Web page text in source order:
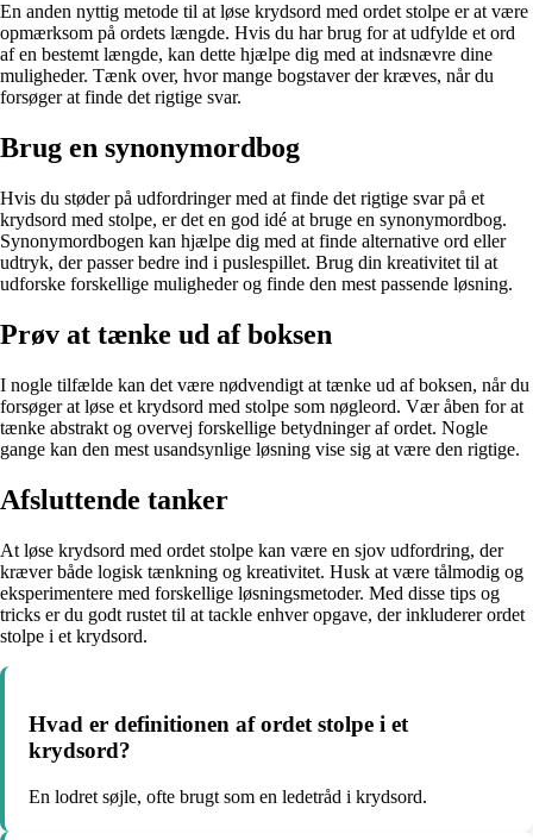
En anden nyttig metode til at løse krydsord med ordet stolpe er at være
opmærksom på ordets længde. Hvis du har brug for at udfylde et ord
af en bestemt længde, kan dette hjælpe dig med at indsnævre dine
muligheder. Tænk over, hvor mange bogstaver der kræves, når du
forsøger at finde det rigtige svar.
Brug en synonymordbog
Hvis du støder på udfordringer med at finde det rigtige svar på et
krydsord med stolpe, er det en god idé at bruge en synonymordbog.
Synonymordbogen kan hjælpe dig med at finde alternative ord eller
udtryk, der passer bedre ind i puslespillet. Brug din kreativitet til at
udforske forskellige muligheder og finde den mest passende løsning.
Prøv at tænke ud af boksen
I nogle tilfælde kan det være nødvendigt at tænke ud af boksen, når du
forsøger at løse et krydsord med stolpe som nøgleord. Vær åben for at
tænke abstrakt og overvej forskellige betydninger af ordet. Nogle
gange kan den mest usandsynlige løsning vise sig at være den rigtige.
Afsluttende tanker
At løse krydsord med ordet stolpe kan være en sjov udfordring, der
kræver både logisk tænkning og kreativitet. Husk at være tålmodig og
eksperimentere med forskellige løsningsmetoder. Med disse tips og
tricks er du godt rustet til at tackle enhver opgave, der inkluderer ordet
stolpe i et krydsord.
Hvad er definitionen af ordet stolpe i et
krydsord?
En lodret søjle, ofte brugt som en ledetråd i krydsord.